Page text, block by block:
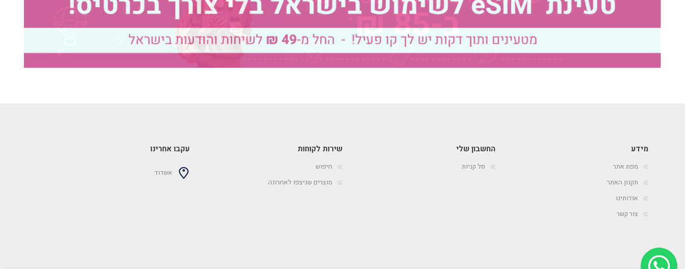
מידע
מפת אתר
תקנון האתר
אודותינו
צור קשר
החשבון שלי
סל קניות
שירות לקוחות
חיפוש
מוצרים שניצפו לאחרונה
עקבו אחרינו
אשדוד